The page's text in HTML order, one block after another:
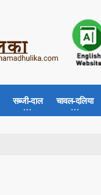
सब्जी-दाल चावल-दलिया